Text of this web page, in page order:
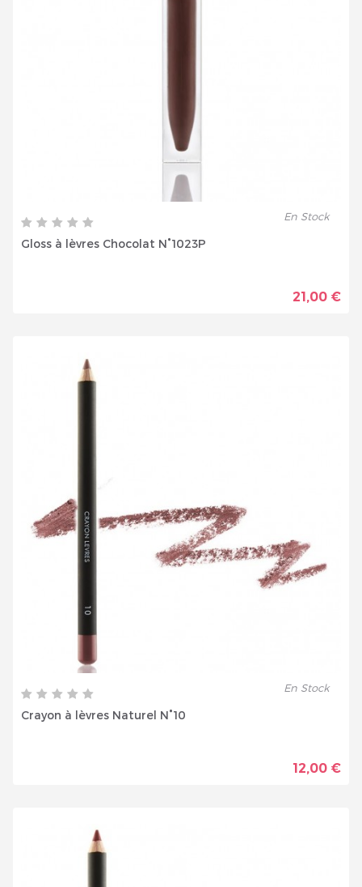
En Stock
Gloss à lèvres Chocolat N°1023P
21,00 €
En Stock
Crayon à lèvres Naturel N°10
12,00 €